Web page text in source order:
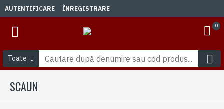
AUTENTIFICARE ÎNREGISTRARE
0
Toate
SCAUN